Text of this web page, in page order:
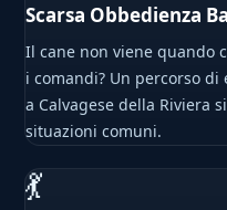
Scarsa Obbedienza
Il cane non viene quando
i comandi? Un percorso
a Calvagese della Riviera
situazioni comuni.
💃